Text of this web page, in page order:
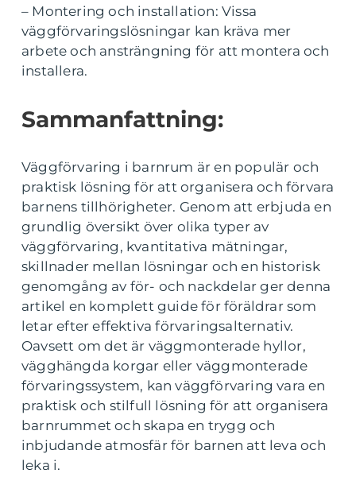
– Montering och installation: Vissa
väggförvaringslösningar kan kräva mer
arbete och ansträngning för att montera och
installera.
Sammanfattning:
Väggförvaring i barnrum är en populär och
praktisk lösning för att organisera och förvara
barnens tillhörigheter. Genom att erbjuda en
grundlig översikt över olika typer av
väggförvaring, kvantitativa mätningar,
skillnader mellan lösningar och en historisk
genomgång av för- och nackdelar ger denna
artikel en komplett guide för föräldrar som
letar efter effektiva förvaringsalternativ.
Oavsett om det är väggmonterade hyllor,
vägghängda korgar eller väggmonterade
förvaringssystem, kan väggförvaring vara en
praktisk och stilfull lösning för att organisera
barnrummet och skapa en trygg och
inbjudande atmosfär för barnen att leva och
leka i.